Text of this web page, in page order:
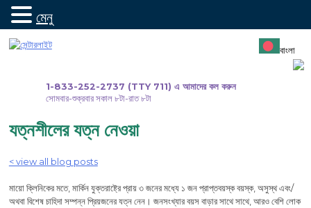
যান
1-833-252-2737 (TTY 711) এ আমাদের কল করুন
সোমবার-শুক্রবার সকাল ৮টা-রাত ৮টা
বাংলা
যত্নশীলের যত্ন নেওয়া
< view all blog posts
মায়ো ক্লিনিকের মতে, মার্কিন যুক্তরাষ্ট্রে প্রায় ৩ জনের মধ্যে ১ জন প্রাপ্তবয়স্ক বয়স্ক, অসুস্থ এবং/
অথবা বিশেষ চাহিদা সম্পন্ন প্রিয়জনের যত্ন নেন। জনসংখ্যার বয়স বাড়ার সাথে সাথে, আরও বেশি লোক
মেনু